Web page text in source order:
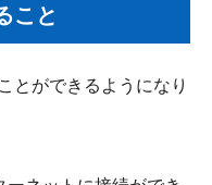
こと
とができるようになり